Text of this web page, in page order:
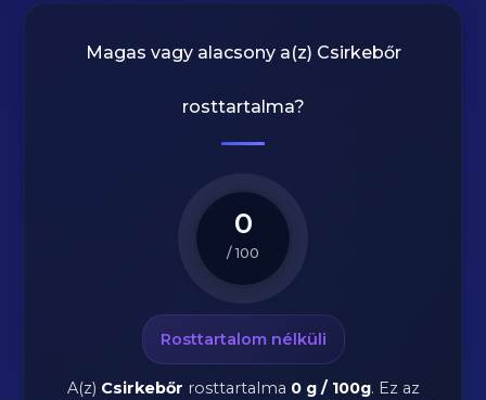
Magas vagy alacsony a(z) Csirkebőr
rosttartalma?
0
/ 100
Rosttartalom nélküli
A(z) Csirkebőr rosttartalma 0 g / 100g. Ez az